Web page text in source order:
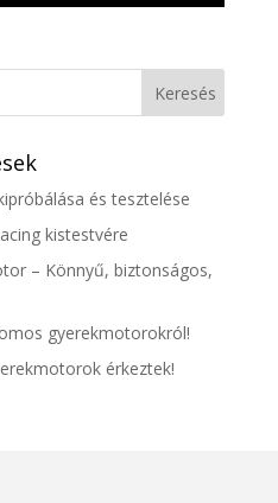
és tesztelése
kistestvére
– Könnyű, biztonságos,
gyerekmotorokról!
érkeztek!